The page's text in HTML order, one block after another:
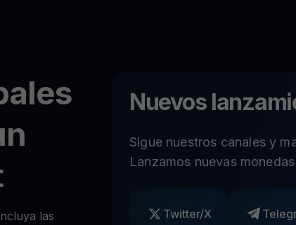
las
Nuevos
Sigue nuestros canales y
Lanzamos nuevas
Twitter/X